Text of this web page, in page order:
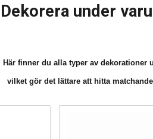
under
Här finner du alla typer av dekorationer
vilket gör det lättare att hitta